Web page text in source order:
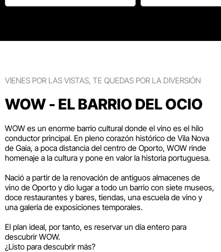
VIENES POR LAS VISTAS, TE QUEDAS POR LA DIVERSIÓN
WOW - EL BARRIO DEL OCIO
WOW es un enorme barrio cultural donde el vino es el hilo
conductor principal. En pleno corazón histórico de Vila Nova
de Gaia, a poca distancia del centro de Oporto, WOW rinde
homenaje a la cultura y pone en valor la historia portuguesa.
Nació a partir de la renovación de antiguos almacenes de
vino de Oporto y dio lugar a todo un barrio con siete museos,
doce restaurantes y bares, tiendas, una escuela de vino y
una galería de exposiciones temporales.
El plan ideal, por tanto, es reservar un día entero para
descubrir WOW.
¿Listo para descubrir más?